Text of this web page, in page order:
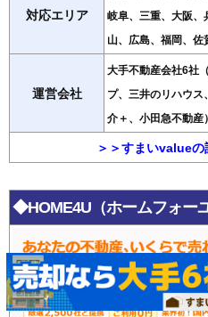
対応エリア
岐阜、三重、大阪、
山、広島、福岡、佐
運営会社
大手不動産会社6社
プ、三井のリハウ
介＋、小田急不動産）
＞＞すまいvalue
◆HOME4U（ホームフォーユ